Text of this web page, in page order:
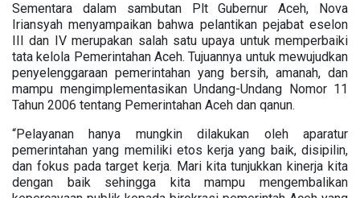
Sementara dalam sambutan Plt Gubernur Aceh, Nova
Iriansyah menyampaikan bahwa pelantikan pejabat eselon
III dan IV merupakan salah satu upaya untuk memperbaiki
tata kelola Pemerintahan Aceh. Tujuannya untuk mewujudkan
penyelenggaraan pemerintahan yang bersih, amanah, dan
mampu mengimplementasikan Undang-Undang Nomor 11
Tahun 2006 tentang Pemerintahan Aceh dan qanun.
“Pelayanan hanya mungkin dilakukan oleh aparatur
pemerintahan yang memiliki etos kerja yang baik, disipilin,
dan fokus pada target kerja. Mari kita tunjukkan kinerja kita
dengan baik sehingga kita mampu mengembalikan